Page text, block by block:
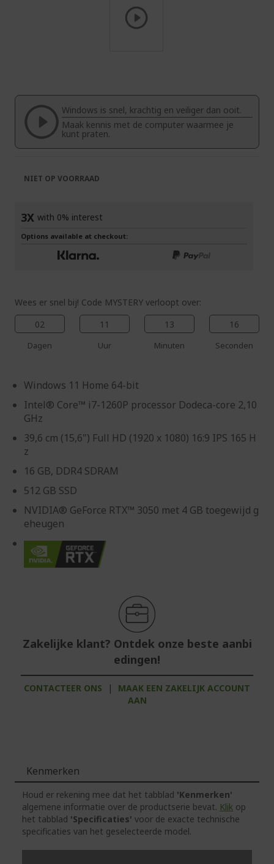
begin
afbeeldingen-
gallerij
Windows is snel, krachtig en veiliger dan ooit.
Maak kennis met de computer waarmee je
kunt praten.
Wees er snel bij! Code MYSTERY verloopt over:
02
Dagen
11
Uur
13
Minuten
15
Seconden
Windows 11 Home 64-bit
Intel® Core™ i7-1260P processor Dodeca-core 2,10
GHz
39,6 cm (15,6") Full HD (1920 x 1080) 16:9 IPS 165 H
z
16 GB, DDR4 SDRAM
512 GB SSD
NVIDIA® GeForce RTX™ 3050 met 4 GB toegewijd g
eheugen
Zakelijke klant? Ontdek onze beste aanbi
edingen!
CONTACTEER ONS |
MAAK EEN ZAKELIJK ACCOUNT
AAN
NIET OP VOORRAAD
3X with 0% interest
Options available at checkout:
Kenmerken
Houd er rekening mee dat het tabblad 'Kenmerken'
algemene informatie over de productserie bevat. Klik op
het tabblad 'Specificaties' voor de exacte technische
specificaties van het geselecteerde model.